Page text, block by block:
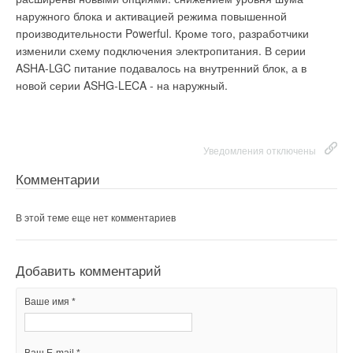
наружного блока и активацией режима повышенной
производительности Powerful. Кроме того, разработчики
изменили схему подключения электропитания. В серии
ASHA-LGC питание подавалось на внутренний блок, а в
новой серии ASHG-LECA - на наружный.
Уведомления отключены
Комментарии
В этой теме еще нет комментариев
Добавить комментарий
Ваше имя *
управления, запорно-регулирующей арматуры, устройств
контроля и автоматики. При сборке HYDRO MX используются
узлы и детали, сертифицированные ФГУ ВНИИПО МЧС РФ.
В этой теме еще нет комментариев
Добавить комментарий
Ваше имя *
Премия "The Indoor Climate Prize", которую получила
Systemair за новое решение была основана в 2001 году
компанией Slussen. Она ориентирована укрепление позиций
технологий для создания внутреннего климата и повышение
интереса к ним.
Уведомления отключены
Комментарии
В этой теме еще нет комментариев
Добавить комментарий
Ваше имя *